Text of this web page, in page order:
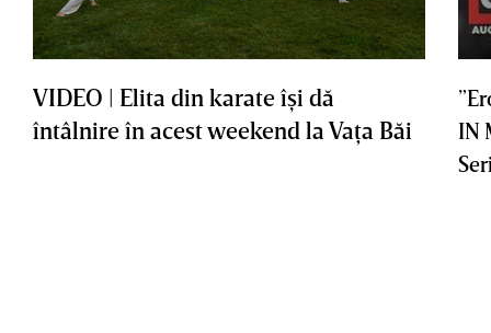
VIDEO | Elita din karate îşi dă
întâlnire în acest weekend la Vaţa Băi
IN